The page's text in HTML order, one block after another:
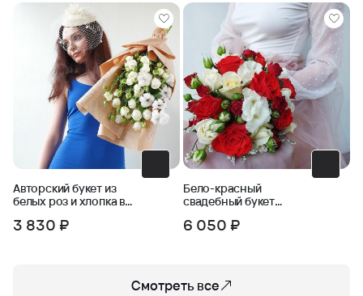
Авторский букет из
белых роз и хлопка в
3 830 ₽
Бело-красный
свадебный букет
эустомы
6 050 ₽
Смотреть все